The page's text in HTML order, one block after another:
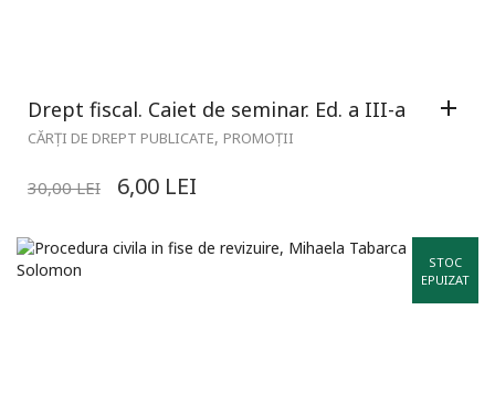
Drept fiscal. Caiet de seminar. Ed. a III-a
CĂRȚI DE DREPT PUBLICATE, PROMOȚII
30,00LEI 6,00 LEI
STOC
EPUIZAT